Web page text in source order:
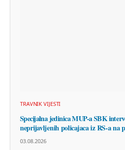
TRAVNIK VIJESTI
Specijalna jedinica MUP-a SBK
neprijavljenih policajaca iz RS-a na
03.08.2026